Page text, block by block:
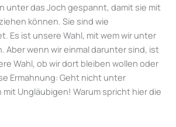
unter das Joch gespannt, damit sie mit
können. Sie sind wie
Es ist unsere Wahl, mit wem wir unter
Aber wenn wir einmal darunter sind, ist
Wahl, ob wir dort bleiben wollen oder
Ermahnung: Geht nicht unter
Ungläubigen! Warum spricht hier die